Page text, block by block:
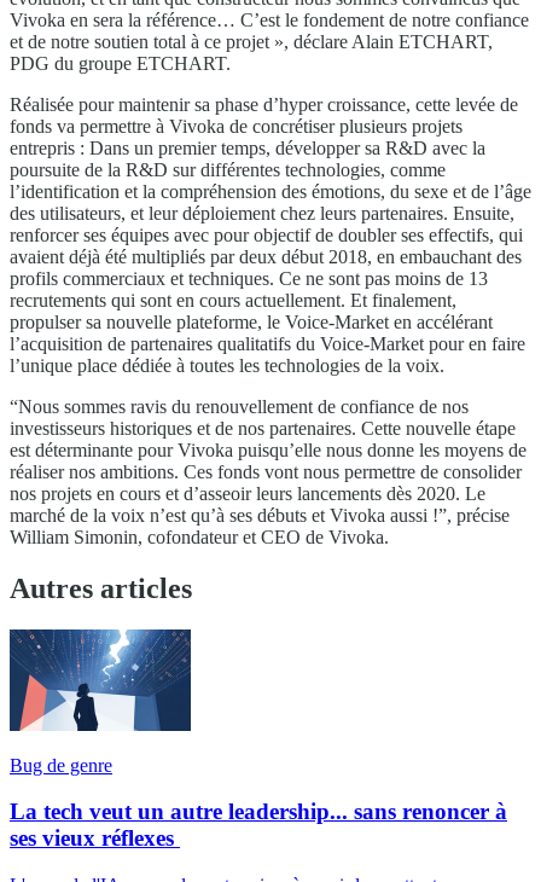
Vivoka en sera la référence… C’est le fondement de notre confiance
et de notre soutien total à ce projet », déclare Alain ETCHART,
PDG du groupe ETCHART.
Réalisée pour maintenir sa phase d’hyper croissance, cette levée de
fonds va permettre à Vivoka de concrétiser plusieurs projets
entrepris : Dans un premier temps, développer sa R&D avec la
poursuite de la R&D sur différentes technologies, comme
l’identification et la compréhension des émotions, du sexe et de l’âge
des utilisateurs, et leur déploiement chez leurs partenaires. Ensuite,
renforcer ses équipes avec pour objectif de doubler ses effectifs, qui
avaient déjà été multipliés par deux début 2018, en embauchant des
profils commerciaux et techniques. Ce ne sont pas moins de 13
recrutements qui sont en cours actuellement. Et finalement,
propulser sa nouvelle plateforme, le Voice-Market en accélérant
l’acquisition de partenaires qualitatifs du Voice-Market pour en faire
l’unique place dédiée à toutes les technologies de la voix.
“Nous sommes ravis du renouvellement de confiance de nos
investisseurs historiques et de nos partenaires. Cette nouvelle étape
est déterminante pour Vivoka puisqu’elle nous donne les moyens de
réaliser nos ambitions. Ces fonds vont nous permettre de consolider
nos projets en cours et d’asseoir leurs lancements dès 2020. Le
marché de la voix n’est qu’à ses débuts et Vivoka aussi !”, précise
William Simonin, cofondateur et CEO de Vivoka.
Autres articles
Bug de genre
La tech veut un autre leadership... sans renoncer à
ses vieux réflexes